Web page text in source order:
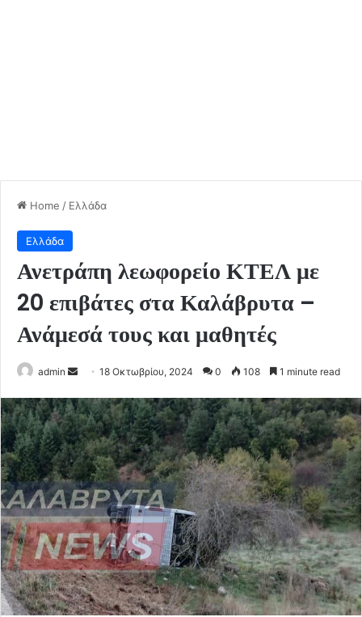
Home / Ελλάδα
Ελλάδα
Ανετράπη λεωφορείο ΚΤΕΛ με
20 επιβάτες στα Καλάβρυτα –
Ανάμεσά τους και μαθητές
admin
Send
email
18 Οκτωβρίου, 2024 0 108 1 minute read